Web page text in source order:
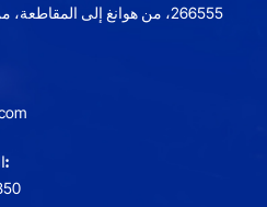
266555، من هوانغ إلى
الهاتف المحمول/واتساب: